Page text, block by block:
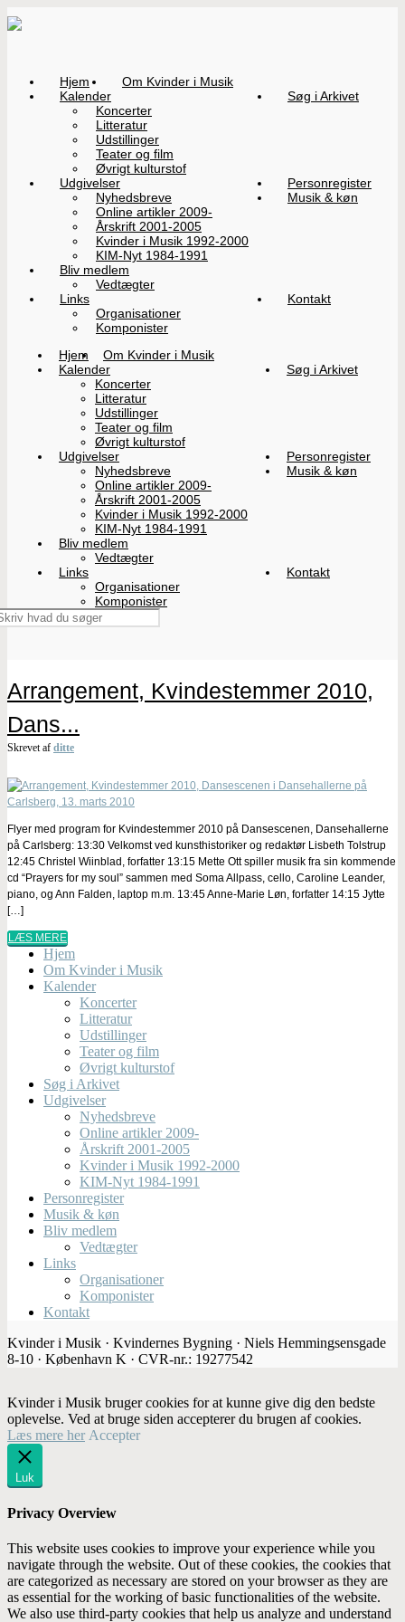
Hjem
Om Kvinder i Musik
Kalender
Koncerter
Litteratur
Udstillinger
Teater og film
Øvrigt kulturstof
Søg i Arkivet
Udgivelser
Nyhedsbreve
Online artikler 2009-
Årskrift 2001-2005
Kvinder i Musik 1992-2000
KIM-Nyt 1984-1991
Personregister
Musik & køn
Bliv medlem
Vedtægter
Links
Organisationer
Komponister
Kontakt
Hjem
Om Kvinder i Musik
Kalender
Koncerter
Litteratur
Udstillinger
Teater og film
Øvrigt kulturstof
Søg i Arkivet
Udgivelser
Nyhedsbreve
Online artikler 2009-
Årskrift 2001-2005
Kvinder i Musik 1992-2000
KIM-Nyt 1984-1991
Personregister
Musik & køn
Bliv medlem
Vedtægter
Links
Organisationer
Komponister
Kontakt
Arrangement, Kvindestemmer 2010,
Dans...
Skrevet af ditte
Flyer med program for Kvindestemmer 2010 på Dansescenen, Dansehallerne
på Carlsberg: 13:30 Velkomst ved kunsthistoriker og redaktør Lisbeth Tolstrup
12:45 Christel Wiinblad, forfatter 13:15 Mette Ott spiller musik fra sin kommende
cd “Prayers for my soul” sammen med Soma Allpass, cello, Caroline Leander,
piano, og Ann Falden, laptop m.m. 13:45 Anne-Marie Løn, forfatter 14:15 Jytte
[…]
LÆS MERE
Hjem
Om Kvinder i Musik
Kalender
Koncerter
Litteratur
Udstillinger
Teater og film
Øvrigt kulturstof
Søg i Arkivet
Udgivelser
Nyhedsbreve
Online artikler 2009-
Årskrift 2001-2005
Kvinder i Musik 1992-2000
KIM-Nyt 1984-1991
Personregister
Musik & køn
Bliv medlem
Vedtægter
Links
Organisationer
Komponister
Kontakt
Kvinder i Musik · Kvindernes Bygning · Niels Hemmingsensgade
8-10 · København K · CVR-nr.: 19277542
Kvinder i Musik bruger cookies for at kunne give dig den bedste
oplevelse. Ved at bruge siden accepterer du brugen af cookies.
Læs mere her Accepter
Luk
Privacy Overview
This website uses cookies to improve your experience while you
navigate through the website. Out of these cookies, the cookies that
are categorized as necessary are stored on your browser as they are
as essential for the working of basic functionalities of the website.
We also use third-party cookies that help us analyze and understand